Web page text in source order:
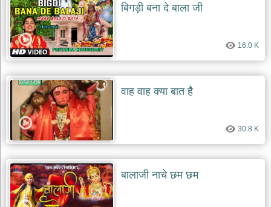
बिगड़ी बना दे बाला जी
16.0 K
वाह वाह क्या बात है
30.8 K
बालाजी नाचे छम छम